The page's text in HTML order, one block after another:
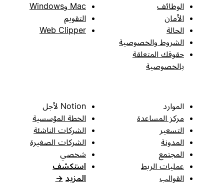
الوظائف
الأمان
الحالة
الشروط والخصوصية
حقوقك المتعلقة
بالخصوصية
Mac وWindows
التقويم
Web Clipper
الموارد
مركز المساعدة
التسعير
المدونة
المجتمع
عمليات الربط
القوالب
Notion لأجل
الخطة المؤسسية
الشركات الناشئة
الشركات الصغيرة
شخصي
استكشف
المزيد →